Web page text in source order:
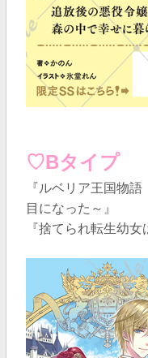
♡Bタイプ
『ルベリア王国物
目になった～』
『捨てられ転生幼女